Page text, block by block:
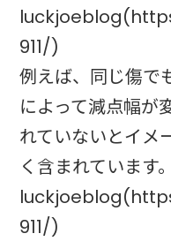
911/)
例えば、同じ傷で
によって減点幅が
れていないとイメ
く含まれています。
911/)